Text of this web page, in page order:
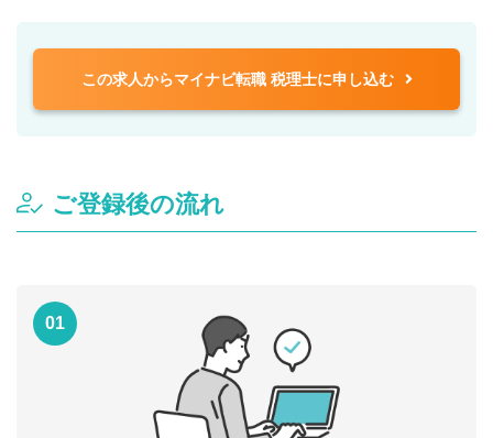
この求人からマイナビ転職 税理士に申し込む
ご登録後の流れ
01